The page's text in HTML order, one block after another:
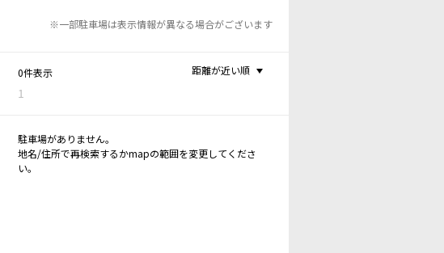
※一部駐車場は表示情報が異なる場合がございます
0件表示
1
距離が近い順
駐車場がありません。
地名/住所で再検索するかmapの範囲を変更してくださ
い。